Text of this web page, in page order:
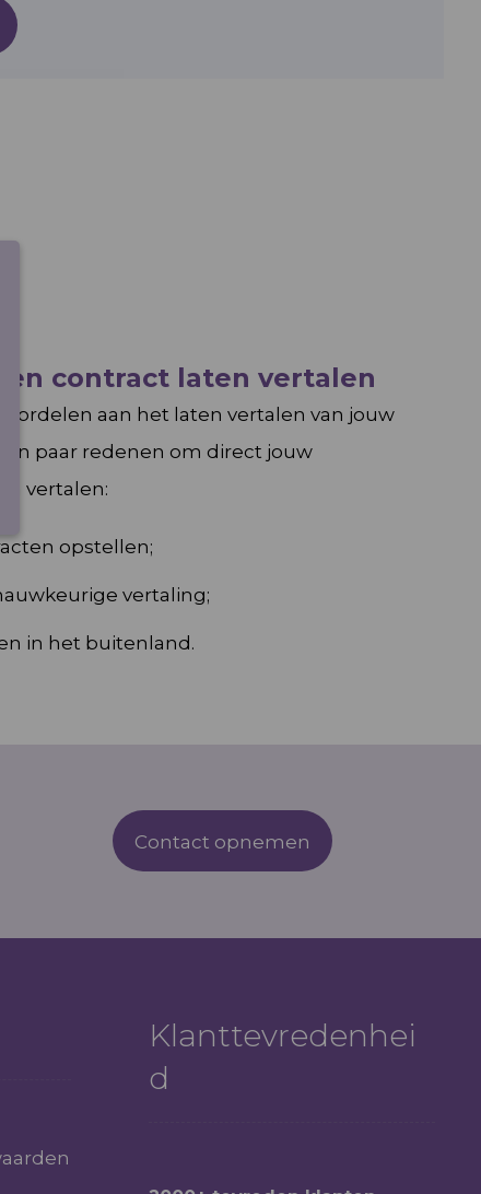
contract laten vertalen
aan het laten vertalen van jouw
paar redenen om direct jouw
vertalen:
opstellen;
vertaling;
in het buitenland.
Contact opnemen
Klanttevredenhei
d